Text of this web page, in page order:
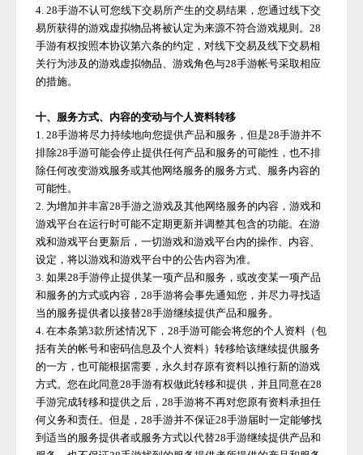
4.28手游不认可您线下交易所产生的交易结果，您通过线下交
易所获得的游戏虚拟物品将被认定为来源不符合游戏规则。28
手游有权按照本协议第六条的约定，对线下交易及线下交易相
关行为涉及的游戏虚拟物品、游戏角色与28手游帐号采取相应
的措施。
十、服务方式、内容的变动与个人资料转移
1.28手游将尽力持续地向您提供产品和服务，但是28手游并不
排除28手游可能会停止提供任何产品和服务的可能性，也不排
除任何改变游戏服务或其他网络服务的服务方式、服务内容的
可能性。
2. 为增加并丰富28手游之游戏及其他网络服务的内容，游戏和
游戏平台在运行时可能不定期更新并调整其包含的功能。在游
戏和游戏平台更新后，一切游戏和游戏平台内的操作、内容、
设定，将以游戏和游戏平台中的公告内容为准。
3. 如果28手游停止提供某一项产品和服务，或改变某一项产品
和服务的方式或内容，28手游将会事先通知您，并尽力寻找适
当的服务提供者以接替28手游继续提供产品和服务。
4. 在本条第3款所述情况下，28手游可能会将您的个人资料（包
括有关的帐号和密码信息及个人资料）转移给该继续提供服务
的一方，也可能根据需要，永久封存原有资料以推行新的游戏
方式。您在此同意28手游有权做此转移和提供，并且同意在28
手游完成转移和提供之后，28手游将不再对您原有资料承担任
何义务和责任。但是，28手游并不保证28手游届时一定能够找
到适当的服务提供者或服务方式以代替28手游继续提供产品和